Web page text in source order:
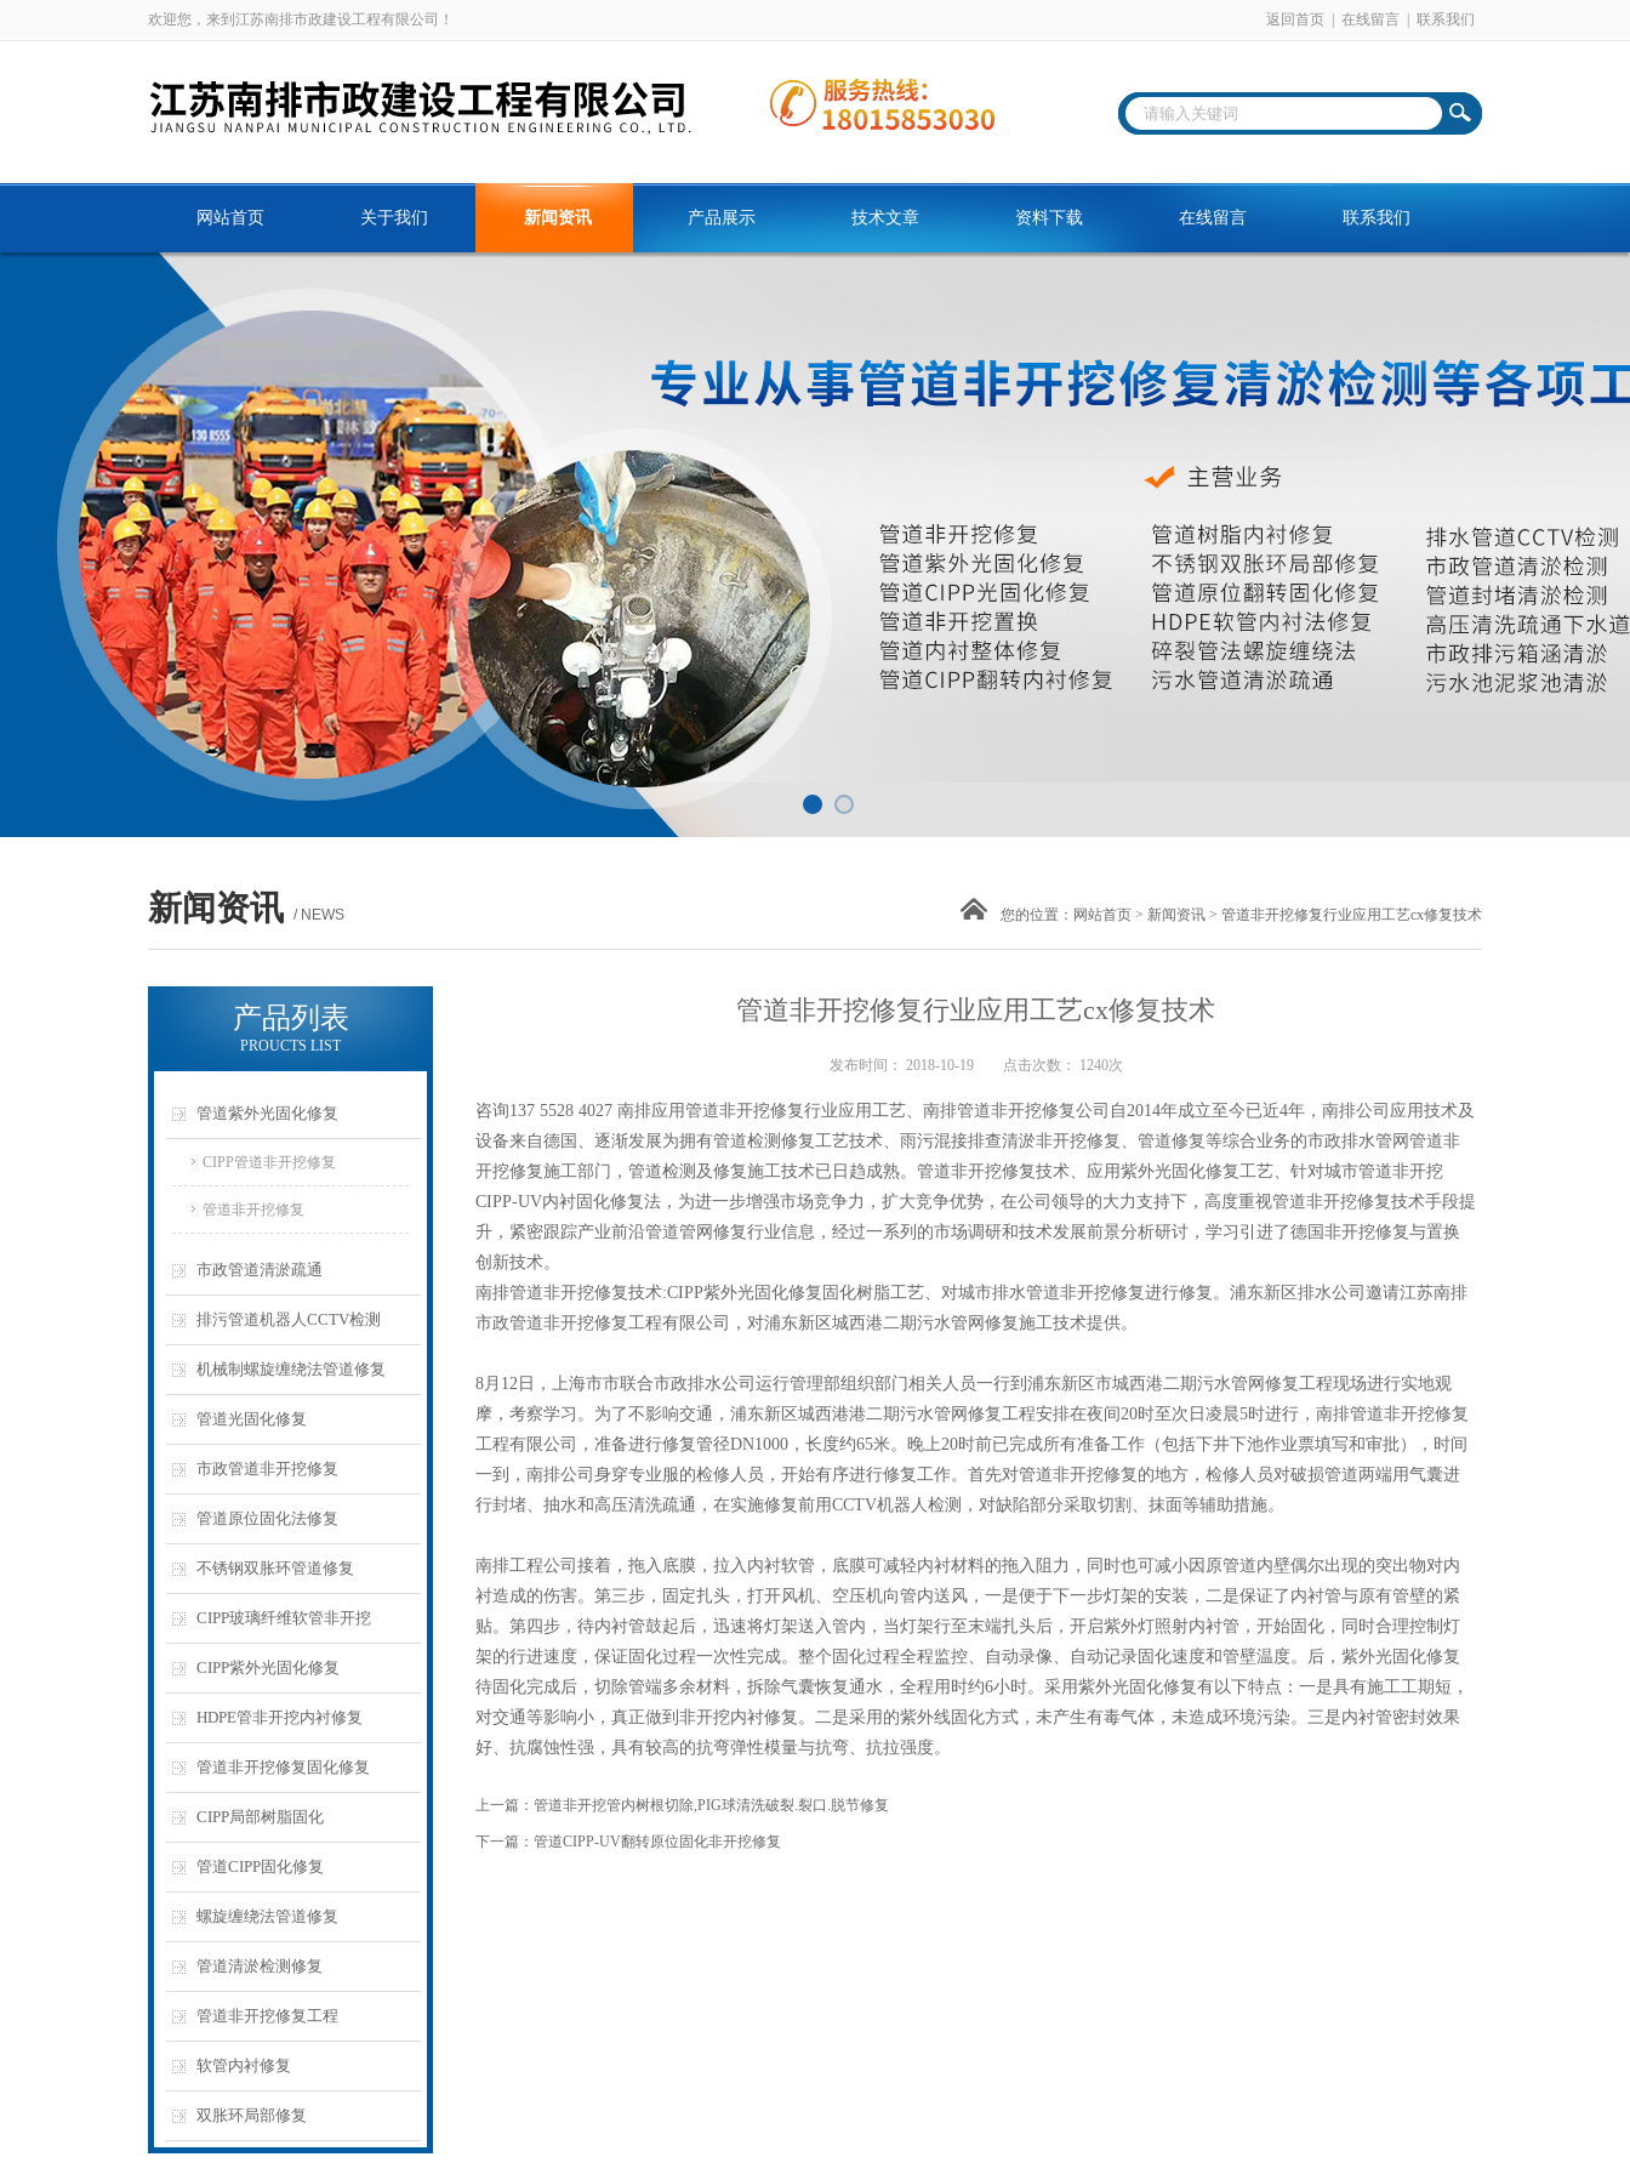
欢迎您，来到江苏南排市政建设工程有限公司！ 返回首页 在线留言 联系我们
网站首页 关于我们 新闻资讯 产品展示 技术文章 资料下载 在线留言 联系我们
新闻资讯 / NEWS 您的位置： 网站首页 > 新闻资讯 > 管道非开挖修复行业应用工艺cx修复技术
产品列表
PROUCTS LIST
管道紫外光固化修复
CIPP管道非开挖修复
管道非开挖修复
市政管道清淤疏通
排污管道机器人CCTV检测
机械制螺旋缠绕法管道修复
管道光固化修复
市政管道非开挖修复
管道原位固化法修复
不锈钢双胀环管道修复
CIPP玻璃纤维软管非开挖
CIPP紫外光固化修复
HDPE管非开挖内衬修复
管道非开挖修复固化修复
CIPP局部树脂固化
管道CIPP固化修复
螺旋缠绕法管道修复
管道清淤检测修复
管道非开挖修复工程
软管内衬修复
双胀环局部修复
管道非开挖修复行业应用工艺cx修复技术
发布时间： 2018-10-19 点击次数： 1240次
咨询137 5528 4027 南排应用管道非开挖修复行业应用工艺、南排管道非开挖修复公司自2014年成立至今已近4年，南排公司应用技术及
设备来自德国、逐渐发展为拥有管道检测修复工艺技术、雨污混接排查清淤非开挖修复、管道修复等综合业务的市政排水管网管道非
开挖修复施工部门，管道检测及修复施工技术已日趋成熟。管道非开挖修复技术、应用紫外光固化修复工艺、针对城市管道非开挖
CIPP-UV内衬固化修复法，为进一步增强市场竞争力，扩大竞争优势，在公司领导的大力支持下，高度重视管道非开挖修复技术手段提
升，紧密跟踪产业前沿管道管网修复行业信息，经过一系列的市场调研和技术发展前景分析研讨，学习引进了德国非开挖修复与置换
创新技术。
南排管道非开挖修复技术:CIPP紫外光固化修复固化树脂工艺、对城市排水管道非开挖修复进行修复。浦东新区排水公司邀请江苏南排
市政管道非开挖修复工程有限公司，对浦东新区城西港二期污水管网修复施工技术提供。
8月12日，上海市市联合市政排水公司运行管理部组织部门相关人员一行到浦东新区市城西港二期污水管网修复工程现场进行实地观
摩，考察学习。为了不影响交通，浦东新区城西港港二期污水管网修复工程安排在夜间20时至次日凌晨5时进行，南排管道非开挖修复
工程有限公司，准备进行修复管径DN1000，长度约65米。晚上20时前已完成所有准备工作（包括下井下池作业票填写和审批），时间
一到，南排公司身穿专业服的检修人员，开始有序进行修复工作。首先对管道非开挖修复的地方，检修人员对破损管道两端用气囊进
行封堵、抽水和高压清洗疏通，在实施修复前用CCTV机器人检测，对缺陷部分采取切割、抹面等辅助措施。
南排工程公司接着，拖入底膜，拉入内衬软管，底膜可减轻内衬材料的拖入阻力，同时也可减小因原管道内壁偶尔出现的突出物对内
衬造成的伤害。第三步，固定扎头，打开风机、空压机向管内送风，一是便于下一步灯架的安装，二是保证了内衬管与原有管壁的紧
贴。第四步，待内衬管鼓起后，迅速将灯架送入管内，当灯架行至末端扎头后，开启紫外灯照射内衬管，开始固化，同时合理控制灯
架的行进速度，保证固化过程一次性完成。整个固化过程全程监控、自动录像、自动记录固化速度和管壁温度。后，紫外光固化修复
待固化完成后，切除管端多余材料，拆除气囊恢复通水，全程用时约6小时。采用紫外光固化修复有以下特点：一是具有施工工期短，
对交通等影响小，真正做到非开挖内衬修复。二是采用的紫外线固化方式，未产生有毒气体，未造成环境污染。三是内衬管密封效果
好、抗腐蚀性强，具有较高的抗弯弹性模量与抗弯、抗拉强度。
上一篇： 管道非开挖管内树根切除,PIG球清洗破裂.裂口.脱节修复
下一篇： 管道CIPP-UV翻转原位固化非开挖修复